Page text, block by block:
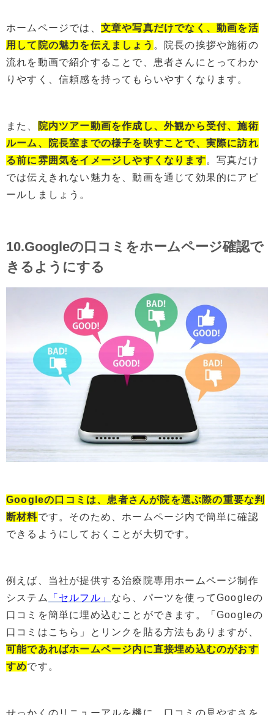
ホームページでは、 文章や写真だけでなく、動画を活
用して院の魅力を伝えましょう 。院長の挨拶や施術の
流れを動画で紹介することで、患者さんにとってわか
りやすく、信頼感を持ってもらいやすくなります。
また、
院内ツアー動画を作成し、外観から受付、施術
ルーム 、
院長室までの様子を映すことで、実際に訪れ
る前に雰囲気をイメージしやすくなります。写真だけ
では伝えきれない魅力を、動画を通じて効果的にアピ
ールしましょう。
10.Googleの口コミをホームページ確認で
きるようにする
Googleの口コミは、患者さんが院を選ぶ際の重要な判
断材料です。そのため、ホームページ内で簡単に確認
できるようにしておくことが大切です。
例えば、当社が提供する治療院専用ホームページ制作
システム
「セルフル」 なら、パーツを使ってGoogleの
口コミを簡単に埋め込むことができます。「Googleの
口コミはこちら」とリンクを貼る方法もありますが、
可能であればホームページ内に直接埋め込むのがおす
すめです。